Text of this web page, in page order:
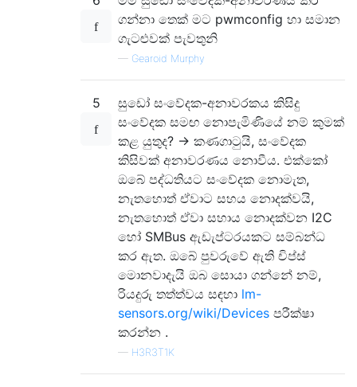
ගන්නා තෙක් මට pwmconfig හා සමාන
ගැටළුවක් පැවතුනි
— Gearoid Murphy
5
සුඩෝ සංවේදක-අනාවරකය කිසිදු
සංවේදක සමඟ නොපැමිණියේ නම් කුමක්
කළ යුතුද? -> කණගාටුයි, සංවේදක
කිසිවක් අනාවරණය නොවීය. එක්කෝ
ඔබේ පද්ධතියට සංවේදක නොමැත,
නැතහොත් ඒවාට සහය නොදක්වයි,
නැතහොත් ඒවා සහාය නොදක්වන I2C
හෝ SMBus ඇඩැප්ටරයකට සම්බන්ධ
කර ඇත. ඔබේ පුවරුවේ ඇති චිප්ස්
මොනවාදැයි ඔබ සොයා ගන්නේ නම්,
රියදුරු තත්ත්වය සඳහා lm-
sensors.org/wiki/Devices පරීක්ෂා
කරන්න .
— H3R3T1K